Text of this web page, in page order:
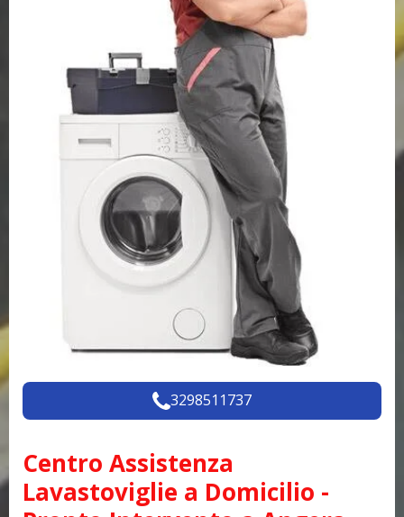
3298511737
Centro Assistenza
Lavastoviglie a Domicilio -